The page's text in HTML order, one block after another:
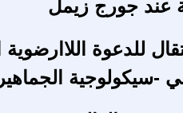
عند جورج زيمل
-سيكولوجية